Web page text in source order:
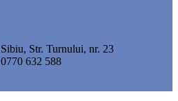
Sibiu, Str. Turnului, nr. 23
0770 632 588